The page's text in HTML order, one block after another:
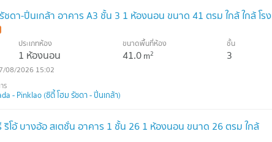
ชดา-ปิ่นเกล้า อาคาร A3 ชั้น 3 1 ห้องนอน ขนาด 41 ตรม ใกล้ ใกล้ โรง
ประเภทห้อง
1 ห้องนอน
ขนาดพื้นที่ห้อง
41.0m2
ชั้น
3
08/2026 15:02
- Pinklao (ซิตี้ โฮม รัชดา - ปิ่นเกล้า)
ริโอ้ บางอ้อ สเตชั่น อาคาร 1 ชั้น 26 1 ห้องนอน ขนาด 26 ตรม ใกล้